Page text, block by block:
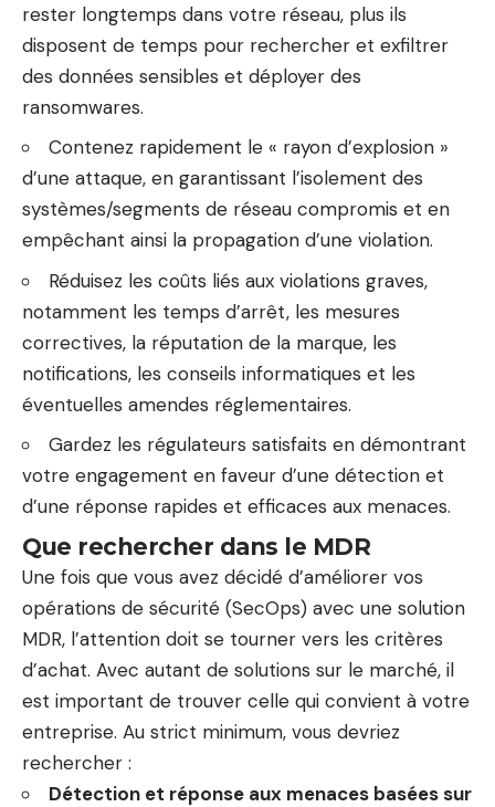
rester longtemps dans votre réseau, plus ils
disposent de temps pour rechercher et exfiltrer
des données sensibles et déployer des
ransomwares.
Contenez rapidement le « rayon d’explosion »
d’une attaque, en garantissant l’isolement des
systèmes/segments de réseau compromis et en
empêchant ainsi la propagation d’une violation.
Réduisez les coûts liés aux violations graves,
notamment les temps d’arrêt, les mesures
correctives, la réputation de la marque, les
notifications, les conseils informatiques et les
éventuelles amendes réglementaires.
Gardez les régulateurs satisfaits en démontrant
votre engagement en faveur d’une détection et
d’une réponse rapides et efficaces aux menaces.
Que rechercher dans le MDR
Une fois que vous avez décidé d’améliorer vos
opérations de sécurité (SecOps) avec une solution
MDR, l’attention doit se tourner vers les critères
d’achat. Avec autant de solutions sur le marché, il
est important de trouver celle qui convient à votre
entreprise. Au strict minimum, vous devriez
rechercher :
Détection et réponse aux menaces basées sur